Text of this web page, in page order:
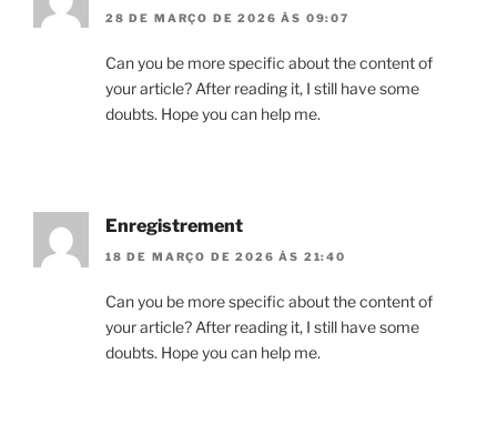
28 DE MARÇO DE 2026 ÀS 09:07
Can you be more specific about the content of
your article? After reading it, I still have some
doubts. Hope you can help me.
Enregistrement
18 DE MARÇO DE 2026 ÀS 21:40
Can you be more specific about the content of
your article? After reading it, I still have some
doubts. Hope you can help me.